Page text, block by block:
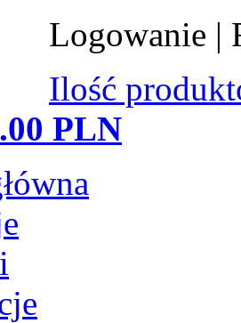
Logowanie |
Ilość
PLN